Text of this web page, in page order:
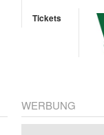
Tickets
WERBUNG